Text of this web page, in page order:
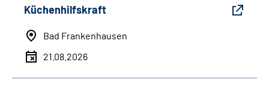
Küchenhilfskraft
Bad Frankenhausen
21.08.2026